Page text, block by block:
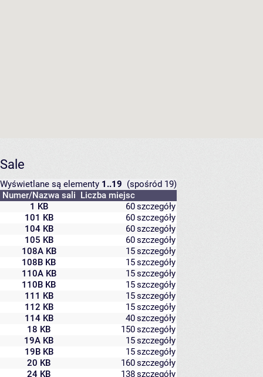
Sale
Wyświetlane są elementy 1..19 (spośród 19)
Numer/Nazwa sali Liczba miejsc
1 KB
60szczegóły
101 KB
60szczegóły
104 KB
60szczegóły
105 KB
60szczegóły
108A KB
15szczegóły
108B KB
15szczegóły
110A KB
15szczegóły
110B KB
15szczegóły
111 KB
15szczegóły
112 KB
15szczegóły
114 KB
40szczegóły
18 KB
150szczegóły
19A KB
15szczegóły
19B KB
15szczegóły
20 KB
160szczegóły
24 KB
138szczegóły